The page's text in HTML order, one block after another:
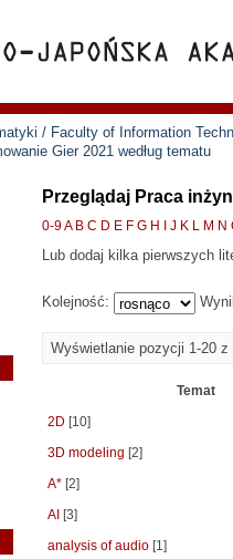
/ Faculty of Information
Gier 2021 według tematu
Przeglądaj Praca
0-9A B C D E F G H J K L M N
Lub dodaj kilka pierwszych
Kolejność:
Wyświetlanie pozycji 1-20 z
Temat
2D [10]
3D modeling [2]
A* [2]
AI [3]
analysis of audio [1]